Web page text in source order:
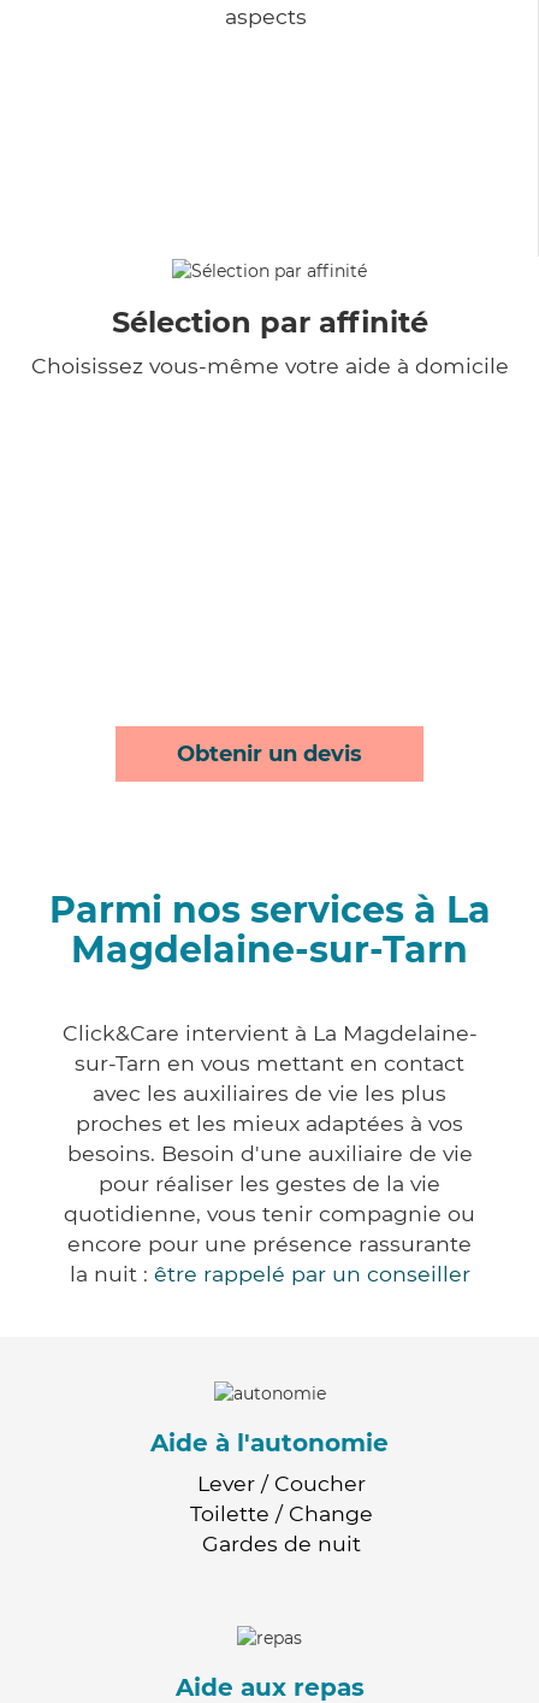
aspects
Sélection par affinité
Choisissez vous-même votre aide à domicile
Obtenir un devis
Parmi nos services à La
Magdelaine-sur-Tarn
Click&Care intervient à La Magdelaine-
sur-Tarn en vous mettant en contact
avec les auxiliaires de vie les plus
proches et les mieux adaptées à vos
besoins. Besoin d'une auxiliaire de vie
pour réaliser les gestes de la vie
quotidienne, vous tenir compagnie ou
encore pour une présence rassurante
la nuit : être rappelé par un conseiller
Aide à l'autonomie
Lever / Coucher
Toilette / Change
Gardes de nuit
Aide aux repas